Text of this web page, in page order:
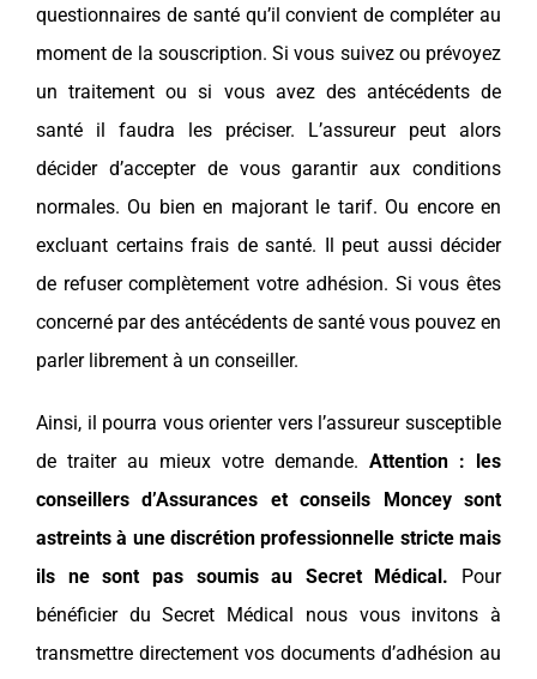
questionnaires de santé qu’il convient de compléter au
moment de la souscription. Si vous suivez ou prévoyez
un traitement ou si vous avez des antécédents de
santé il faudra les préciser. L’assureur peut alors
décider d’accepter de vous garantir aux conditions
normales. Ou bien en majorant le tarif. Ou encore en
excluant certains frais de santé. Il peut aussi décider
de refuser complètement votre adhésion. Si vous êtes
concerné par des antécédents de santé vous pouvez en
parler librement à un conseiller.
Ainsi, il pourra vous orienter vers l’assureur susceptible
de traiter au mieux votre demande. Attention : les
conseillers d’Assurances et conseils Moncey sont
astreints à une discrétion professionnelle stricte mais
ils ne sont pas soumis au Secret Médical. Pour
bénéficier du Secret Médical nous vous invitons à
transmettre directement vos documents d’adhésion au